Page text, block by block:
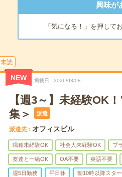
興味が
「気になる！」を押して
未読
NEW 掲載日 2026/08/08
【週3～】未経験OK
集＞
派遣
派遣先 オフィスビル
職種未経験OK 社会人未経験OK ブ
友達と一緒OK OA不要 英語不要
週5日勤務 平日休 朝10時以降スター